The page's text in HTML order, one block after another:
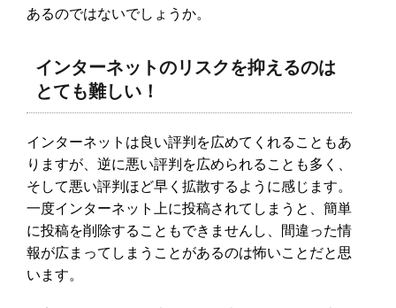
あるのではないでしょうか。
インターネットのリスクを抑えるのは
とても難しい！
インターネットは良い評判を広めてくれることもあ
りますが、逆に悪い評判を広められることも多く、
そして悪い評判ほど早く拡散するように感じます。
一度インターネット上に投稿されてしまうと、簡単
に投稿を削除することもできませんし、間違った情
報が広まってしまうことがあるのは怖いことだと思
います。